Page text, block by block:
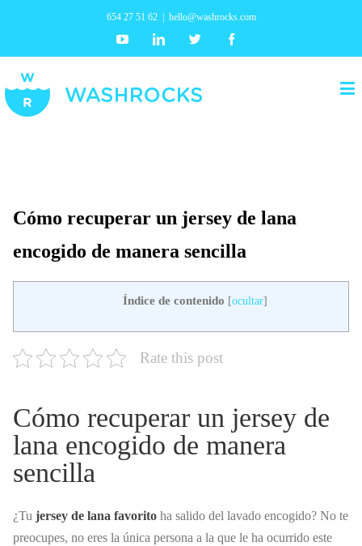
654 27 51 62 hello@washrocks.com
YoutubeLinkedin Twitter
Cómo recuperar un jersey de lana
encogido de manera sencilla
Índice de contenido [ocultar]
Rate this post
Cómo recuperar un jersey de
lana encogido de manera
sencilla
¿Tu jersey de lana favorito ha salido del lavado encogido? No te
preocupes, no eres la única persona a la que le ha ocurrido este